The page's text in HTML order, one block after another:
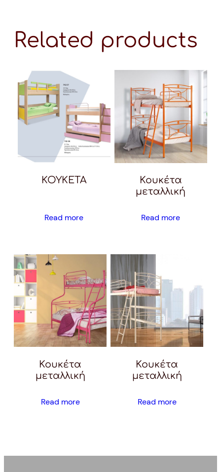
Related products
KOYKETA
Read more
Κουκέτα
μεταλλική
Read more
Κουκέτα
μεταλλική
Read more
Κουκέτα
μεταλλική
Read more